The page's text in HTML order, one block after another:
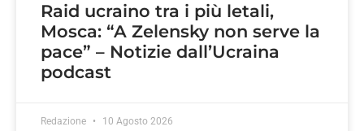
Raid ucraino tra i più letali,
Mosca: “A Zelensky non serve la
pace” – Notizie dall’Ucraina
podcast
Redazione 10 Agosto 2026